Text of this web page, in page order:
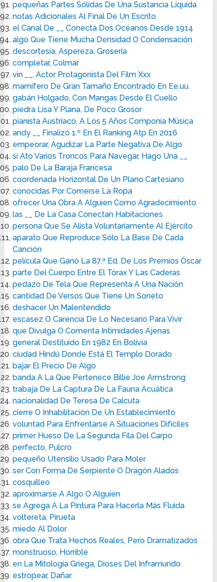
pequeñas Partes Sólidas De Una Sustancia Líquida
notas Adicionales Al Final De Un Escrito
el Canal De __ Conecta Dos Océanos Desde 1914
algo Que Tiene Mucha Densidad O Condensación
descortesía, Aspereza, Grosería
completar, Colmar
vin __, Actor Protagonista Del Film Xxx
mamífero De Gran Tamaño Encontrado En Ee.uu.
gabán Holgado, Con Mangas Desde El Cuello
piedra Lisa Y Plana, De Poco Grosor
pianista Austríaco, A Los 5 Años Componía Música
andy __ Finalizó 1.º En El Ranking Atp En 2016
empeorar, Agudizar La Parte Negativa De Algo
si Ato Varios Troncos Para Navegar, Hago Una __
palo De La Baraja Francesa
coordenada Horizontal De Un Plano Cartesiano
conocidas Por Comerse La Ropa
ofrecer Una Obra A Alguien Como Agradecimiento
las __ De La Casa Conectan Habitaciones
persona Que Se Alista Voluntariamente Al Ejército
aparato Que Reproduce Sólo La Base De Cada
Canción
película Que Ganó La 87.ª Ed. De Los Premios Óscar
parte Del Cuerpo Entre El Tórax Y Las Caderas
pedazo De Tela Que Representa A Una Nación
cantidad De Versos Que Tiene Un Soneto
deshacer Un Malentendido
escasez O Carencia De Lo Necesario Para Vivir
que Divulga O Comenta Intimidades Ajenas
general Destituido En 1982 En Bolivia
ciudad Hindú Donde Está El Templo Dorado
bajar El Precio De Algo
banda A La Que Pertenece Billie Joe Armstrong
trabaja De La Captura De La Fauna Acuática
nacionalidad De Teresa De Calcuta
cierre O Inhabilitación De Un Establecimiento
voluntad Para Enfrentarse A Situaciones Difíciles
primer Hueso De La Segunda Fila Del Carpo
perfecto, Pulcro
pequeño Utensilio Usado Para Moler
ser Con Forma De Serpiente O Dragón Alados
cosquilleo
aproximarse A Algo O Alguien
se Agrega A La Pintura Para Hacerla Más Fluida
voltereta, Pirueta
miedo Al Dolor
obra Que Trata Hechos Reales, Pero Dramatizados
monstruoso, Horrible
en La Mitología Griega, Dioses Del Inframundo
estropear, Dañar